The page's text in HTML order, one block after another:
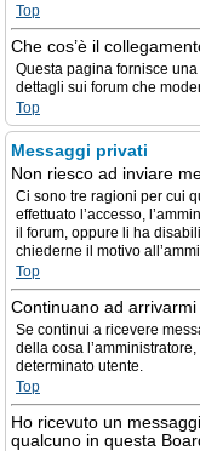
Top
Che cos’è il
Questa pagina fornisce
dettagli sui forum che
Top
Messaggi privati
Non riesco ad inviare
Ci sono tre ragioni per cui
effettuato l’accesso,
il forum, oppure li ha
chiederne il motivo
Top
Continuano ad
Se continui a ricevere
della cosa
determinato utente.
Top
Ho ricevuto un
qualcuno in questa